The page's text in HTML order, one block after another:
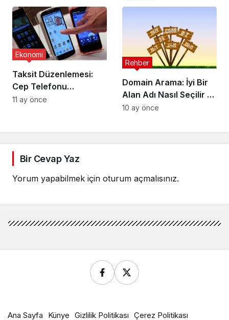
Taksit Düzenlemesi:
Cep Telefonu
Mağazalarının İş Hacmi
Ekonomi
11 ay önce
Domain Arama: İyi Bir
Alan Adı Nasıl Seçilir ve
Satın Alınır
Rehber
10 ay önce
Bir Cevap Yaz
Yorum yapabilmek için oturum açmalısınız.
Ana Sayfa Künye Gizlilik Politikası Çerez Politikası